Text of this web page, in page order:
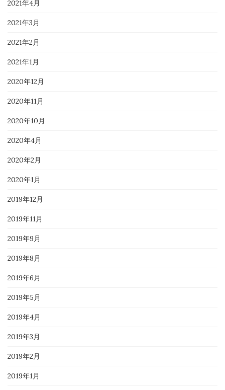
2021年4月
2021年3月
2021年2月
2021年1月
2020年12月
2020年11月
2020年10月
2020年4月
2020年2月
2020年1月
2019年12月
2019年11月
2019年9月
2019年8月
2019年6月
2019年5月
2019年4月
2019年3月
2019年2月
2019年1月